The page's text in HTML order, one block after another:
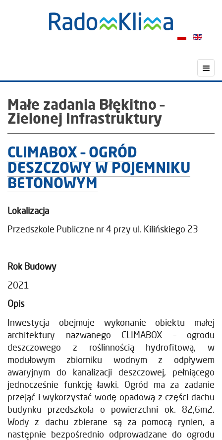
Małe zadania Błękitno –
Zielonej Infrastruktury
CLIMABOX – OGRÓD
DESZCZOWY W POJEMNIKU
BETONOWYM
Lokalizacja
Przedszkole Publiczne nr 4 przy ul. Kilińskiego 23
Rok Budowy
2021
Opis
Inwestycja obejmuje wykonanie obiektu małej
architektury nazwanego CLIMABOX – ogrodu
deszczowego z roślinnością hydrofitową, w
modułowym zbiorniku wodnym z odpływem
awaryjnym do kanalizacji deszczowej, pełniącego
jednocześnie funkcję ławki. Ogród ma za zadanie
przejąć i wykorzystać wodę opadową z części dachu
budynku przedszkola o powierzchni ok. 82,6m2.
Wody z dachu zbierane są za pomocą rynien, a
następnie bezpośrednio odprowadzane do ogrodu